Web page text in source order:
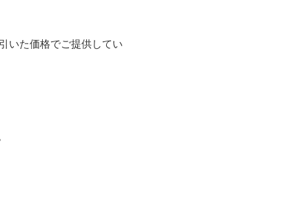
いた価格でご提供してい